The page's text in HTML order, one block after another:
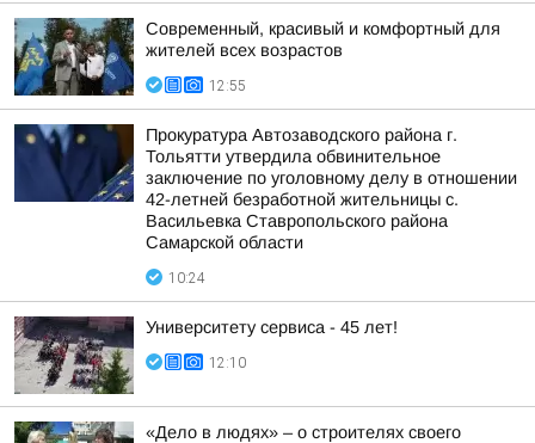
Современный, красивый и комфортный для
жителей всех возрастов
12:55
Прокуратура Автозаводского района г.
Тольятти утвердила обвинительное
заключение по уголовному делу в отношении
42-летней безработной жительницы с.
Васильевка Ставропольского района
Самарской области
10:24
Университету сервиса - 45 лет!
12:10
«Дело в людях» – о строителях своего